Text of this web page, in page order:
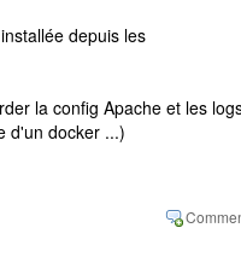
depuis les
la config Apache et les
d'un docker ...)